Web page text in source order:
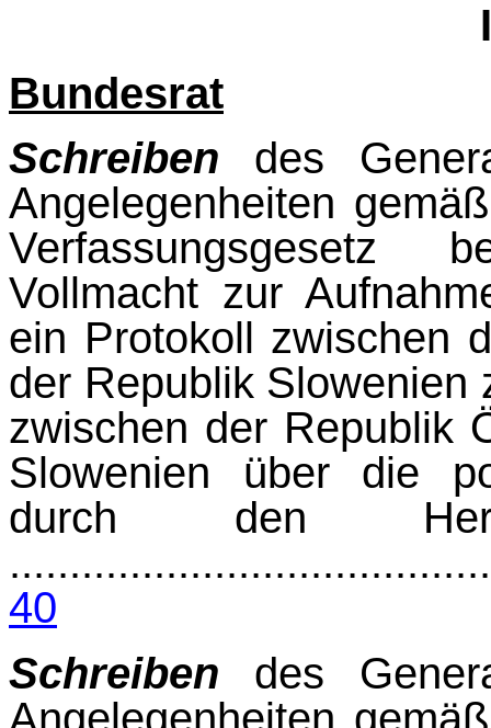
Bundesrat
Schreiben des
Angelegenheiten
Verfassungsgesetz
Vollmacht zur
ein Protokoll zwischen
der Republik Slowenien
zwischen der Re­publik
Slowenien über die
durch den Herrn
40
Schreiben des